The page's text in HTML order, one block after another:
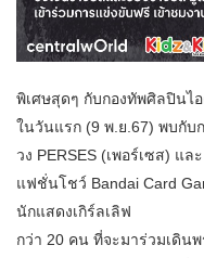
พิเศษสุดๆ กับกองทัพศิลปินไ
ในวันแรก (9 พ.ย.67) พบกับ
วง PERSES (เพอร์เซส) แ
แฟชั่นโชว์ Bandai Card
นักแสดงเกิร์ลเลิฟ
กว่า 20 คน ที่จะมาร่วมเดิน